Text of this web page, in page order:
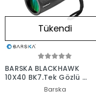
Tükendi
BARSKA BLACKHAWK
10X40 BK7,Tek Gözlü El
Barska